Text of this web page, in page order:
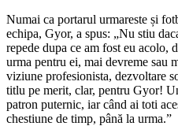
Numai ca portarul urmareste și
echipa, Gyor, a spus: „Nu stiu
repede dupa ce am fost eu acolo,
urma pentru ei, mai devreme sau
viziune profesionista, dezvoltare
titlu pe merit, clar, pentru Gyor!
patron puternic, iar când ai toti
chestiune de timp, până la urma.”